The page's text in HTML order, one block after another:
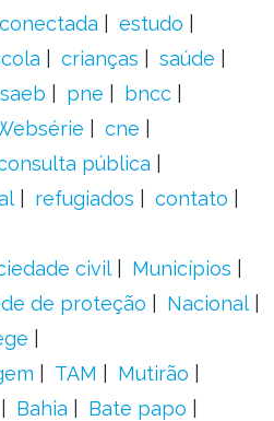
estudo
crianças
saúde
saeb pne
bncc
cne
pública
refugiados
contato
civil
Municípios
de proteção
Nacional
TAM
Mutirão
Bahia
Bate papo